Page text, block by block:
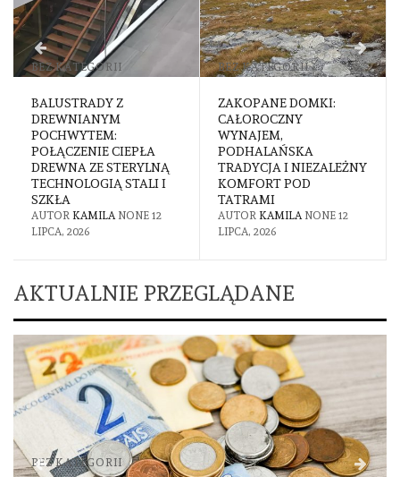
BEZ KATEGORII
BALUSTRADY Z
DREWNIANYM
POCHWYTEM:
POŁĄCZENIE CIEPŁA
DREWNA ZE STERYLNĄ
TECHNOLOGIĄ STALI I
SZKŁA
AUTOR KAMILA NONE 12
LIPCA, 2026
BEZ KATEGORII
ZAKOPANE DOMKI:
CAŁOROCZNY
WYNAJEM,
PODHALAŃSKA
TRADYCJA I NIEZALEŻNY
KOMFORT POD
TATRAMI
AUTOR KAMILA NONE 12
LIPCA, 2026
AKTUALNIE PRZEGLĄDANE
BEZ KATEGORII